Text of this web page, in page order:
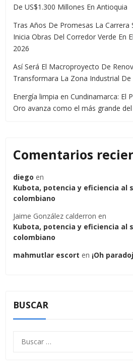
De US$1.300 Millones En Antioquia
Tras Años De Promesas La Carrera
Inicia Obras Del Corredor Verde En
2026
Así Será El Macroproyecto De
Transformara La Zona Industrial De
Energía limpia en Cundinamarca: El
Oro avanza como el más grande del
Comentarios
diego en
Kubota, potencia y eficiencia al
colombiano
Jaime González calderron en
Kubota, potencia y eficiencia al
colombiano
mahmutlar escort en ¡Oh
BUSCAR